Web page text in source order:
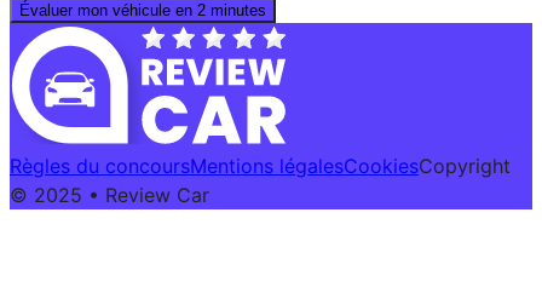
Évaluer mon véhicule en 2 minutes
Règles du concoursMentions légalesCookiesCopyright
© 2025 • Review Car